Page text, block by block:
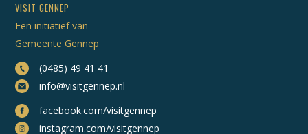
VISIT GENNEP
Een initiatief van
Gemeente Gennep
(0485) 49 41 41
info@visitgennep.nl
facebook.com/visitgennep
instagram.com/visitgennep